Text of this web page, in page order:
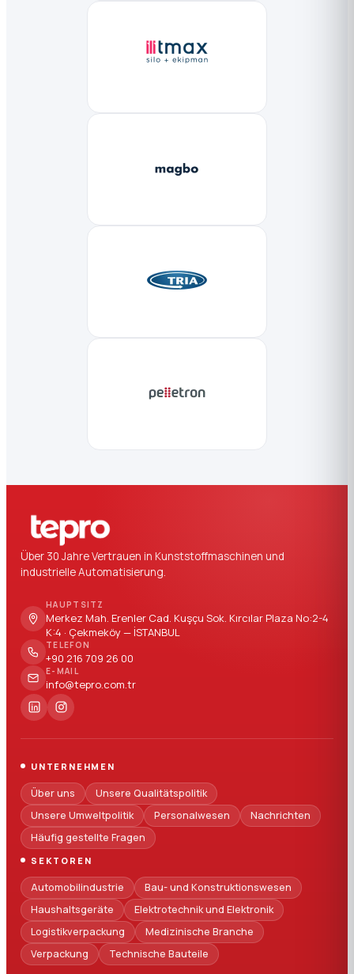
Über 30 Jahre Vertrauen in Kunststoffmaschinen und
industrielle Automatisierung.
HAUPTSITZ
Merkez Mah. Erenler Cad. Kuşçu Sok. Kırcılar Plaza No:2-4
K:4 · Çekmeköy — İSTANBUL
TELEFON
+90 216 709 26 00
E-MAIL
info@tepro.com.tr
UNTERNEHMEN
Über uns
Unsere Qualitätspolitik
Unsere Umweltpolitik
Personalwesen
Nachrichten
Häufig gestellte Fragen
SEKTOREN
Automobilindustrie
Bau- und Konstruktionswesen
Haushaltsgeräte
Elektrotechnik und Elektronik
Logistikverpackung
Medizinische Branche
Verpackung
Technische Bauteile